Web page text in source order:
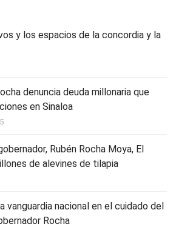
y los espacios de la concordia y la
denuncia deuda millonaria que
en Sinaloa
Rubén Rocha Moya, El
de alevines de tilapia
vanguardia nacional en el cuidado del
Rocha